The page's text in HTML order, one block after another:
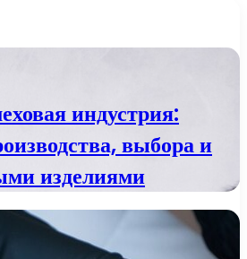
индустрия:
выбора и
изделиями